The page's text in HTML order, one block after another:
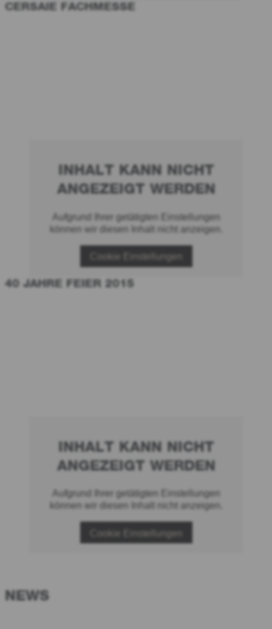
CERSAIE FACHMESSE
INHALT KANN NICHT
ANGEZEIGT WERDEN
Aufgrund Ihrer getätigten Einstellungen
können wir diesen Inhalt nicht anzeigen.
Cookie Einstellungen
40 JAHRE FEIER 2015
INHALT KANN NICHT
ANGEZEIGT WERDEN
Aufgrund Ihrer getätigten Einstellungen
können wir diesen Inhalt nicht anzeigen.
Cookie Einstellungen
NEWS